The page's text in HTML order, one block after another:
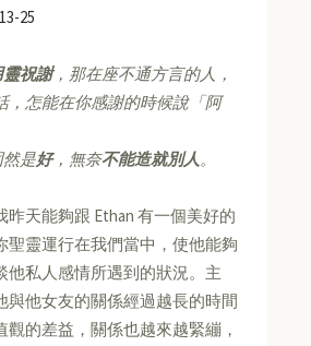
25
祝謝，那在座不通方言的人，
，怎能在你感謝的時候說「阿
是好，無奈不能造就別人。
昨天能夠跟 Ethan 有一個美好的
聖靈運行在我們當中，使他能夠
他私人感情所遇到的狀況。主
與他女友的關係經過越長的時間
觀的差益，關係也越來越緊繃，